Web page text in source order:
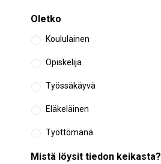
Oletko
Koululainen
Opiskelija
Työssäkäyvä
Eläkeläinen
Työttömänä
Mistä löysit tiedon keikasta?